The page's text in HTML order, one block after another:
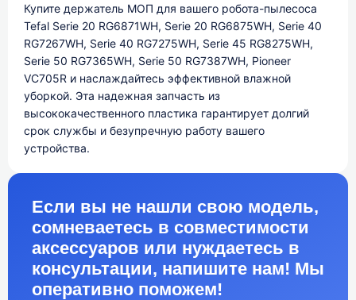
Купите держатель МОП для вашего робота-пылесоса
Tefal Serie 20 RG6871WH, Serie 20 RG6875WH, Serie 40
RG7267WH, Serie 40 RG7275WH, Serie 45 RG8275WH,
Serie 50 RG7365WH, Serie 50 RG7387WH, Pioneer
VC705R и наслаждайтесь эффективной влажной
уборкой. Эта надежная запчасть из
высококачественного пластика гарантирует долгий
срок службы и безупречную работу вашего
устройства.
Если вы не нашли свою модель,
сомневаетесь в совместимости
аксессуаров или нуждаетесь в
консультации, напишите нам! Мы
оперативно поможем!